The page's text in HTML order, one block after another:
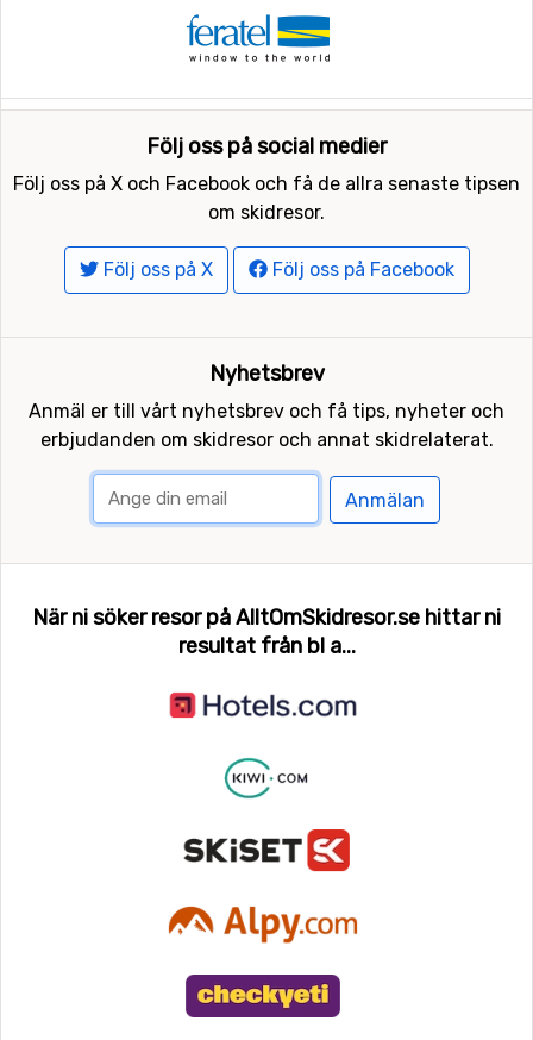
Följ oss på social medier
Följ oss på X och Facebook och få de allra senaste tipsen
om skidresor.
Följ oss på X Följ oss på Facebook
Nyhetsbrev
Anmäl er till vårt nyhetsbrev och få tips, nyheter och
erbjudanden om skidresor och annat skidrelaterat.
Anmälan
När ni söker resor på AlltOmSkidresor.se hittar ni
resultat från bl a...